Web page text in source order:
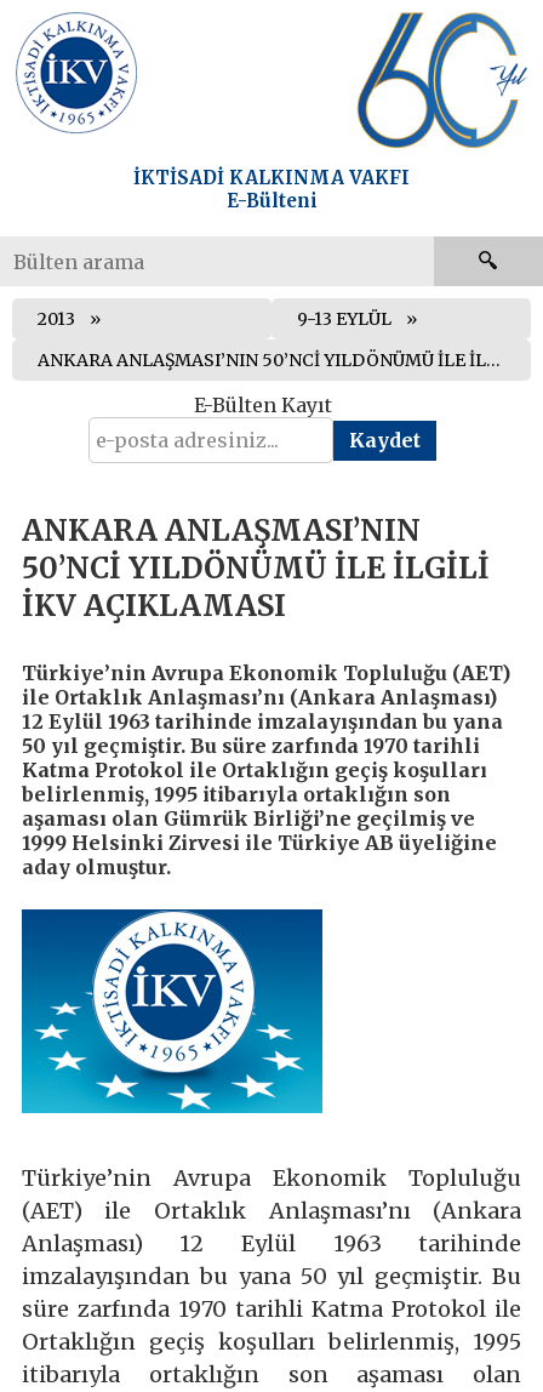
İKTİSADİ KALKINMA VAKFI
E-Bülteni
2013
9-13 EYLÜL
ANKARA ANLAŞMASI’NIN 50’NCİ YILDÖNÜMÜ İLE İLGİLİ İKV AÇIKLAMASI
E-Bülten Kayıt
ANKARA ANLAŞMASI’NIN
50’NCİ YILDÖNÜMÜ İLE İLGİLİ
İKV AÇIKLAMASI
Türkiye’nin Avrupa Ekonomik Topluluğu (AET)
ile Ortaklık Anlaşması’nı (Ankara Anlaşması)
12 Eylül 1963 tarihinde imzalayışından bu yana
50 yıl geçmiştir. Bu süre zarfında 1970 tarihli
Katma Protokol ile Ortaklığın geçiş koşulları
belirlenmiş, 1995 itibarıyla ortaklığın son
aşaması olan Gümrük Birliği’ne geçilmiş ve
1999 Helsinki Zirvesi ile Türkiye AB üyeliğine
aday olmuştur.
Türkiye’nin Avrupa Ekonomik Topluluğu
(AET) ile Ortaklık Anlaşması’nı (Ankara
Anlaşması) 12 Eylül 1963 tarihinde
imzalayışından bu yana 50 yıl geçmiştir. Bu
süre zarfında 1970 tarihli Katma Protokol ile
Ortaklığın geçiş koşulları belirlenmiş, 1995
itibarıyla ortaklığın son aşaması olan